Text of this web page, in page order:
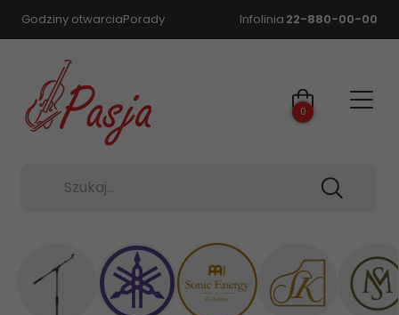
Godziny otwarciaPorady Infolinia 22-880-00-00
Szukaj...
0